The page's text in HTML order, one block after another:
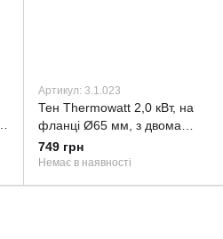
Артикул: 3.1.023
Тен Thermowatt 2,0 кВт, на
фланці Ø65 мм, з двома
трубками під термостат,
мідний клеми під гвинтики
749 грн
Немає в наявності